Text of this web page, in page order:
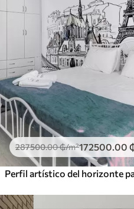
287500.00₲/m²172500.00
Perfil artístico del horizonte